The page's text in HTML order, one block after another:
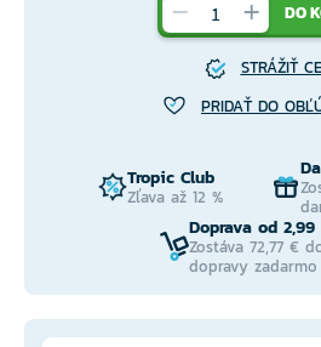
DO
STRÁŽIŤ
PRIDAŤ DO
Tropic Club
Zľava až 12 %
Doprava od 2,99
Zostáva 72,77 €
dopravy zadarmo